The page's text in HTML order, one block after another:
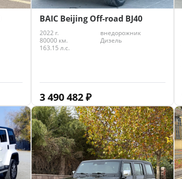
BAIC Beijing Off-road BJ40
2022 г.
внедорожник
80000 км.
Дизель
163.15 л.с.
3 490 482₽